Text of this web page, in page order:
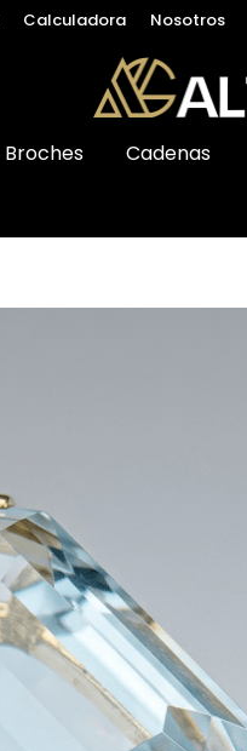
Calculadora Nosotros
Broches Cadenas